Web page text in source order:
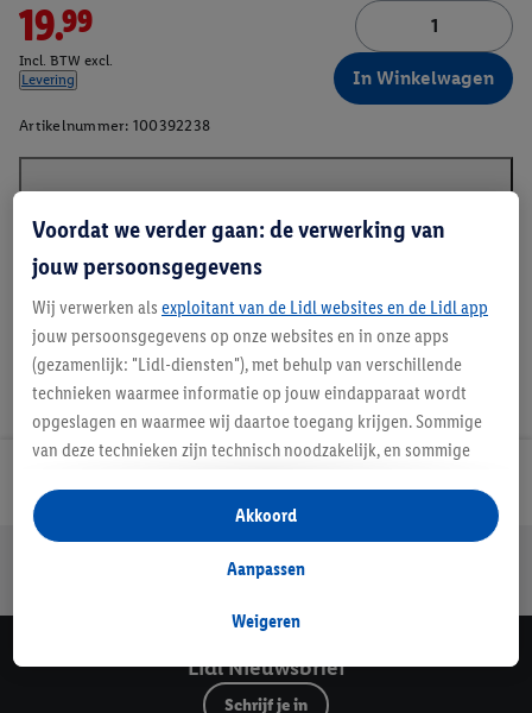
19.99
Incl. BTW excl.
Levering
In Winkelwagen
Artikelnummer: 100392238
Veilig winkelen
Lidl Nieuwsbrief
Schrijf je in
Voordat we verder gaan: de verwerking van
jouw persoonsgegevens
Wij verwerken als exploitant van de Lidl websites en de Lidl app
jouw persoonsgegevens op onze websites en in onze apps
(gezamenlijk: "Lidl-diensten"), met behulp van verschillende
technieken waarmee informatie op jouw eindapparaat wordt
opgeslagen en waarmee wij daartoe toegang krijgen. Sommige
van deze technieken zijn technisch noodzakelijk, en sommige
opslaan van voorkeursinstellingen, het verzamelen en
analyseren van statistieken of voor het tonen van
gepersonaliseerde reclame binnen en buiten de Lidl-diensten.
gegevens over jouw aankoopgedrag in de winkel ook voor de
Als je hier toestemming geeft aan ons voor het personaliseren
van reclame en als je vervolgens een Lidl Plus-account
Weigeren
Aanpassen
Akkoord